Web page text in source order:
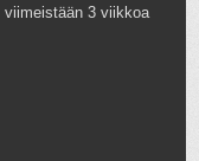
viimeistään 3 viikkoa